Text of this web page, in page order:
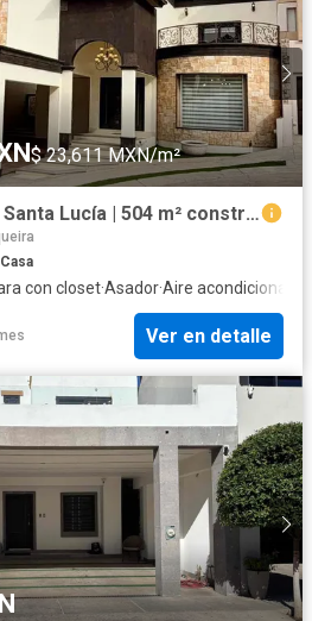
$ 23,611 MXN/m²
Residencia de lujo en Santa Lucía | 504 m² construcción | Recámara en planta baja
Casa
con closet·Asador·Aire acondicionado
Ver en detalle